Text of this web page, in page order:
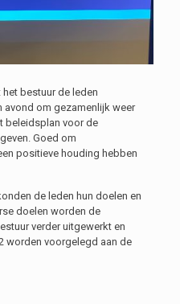
bestuur de leden
om gezamenlijk weer
beleidsplan voor de
Goed om
positieve houding hebben
de leden hun doelen en
doelen worden de
verder uitgewerkt en
worden voorgelegd aan de